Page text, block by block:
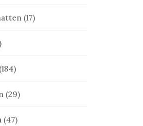
(17)
(184)
(29)
(47)